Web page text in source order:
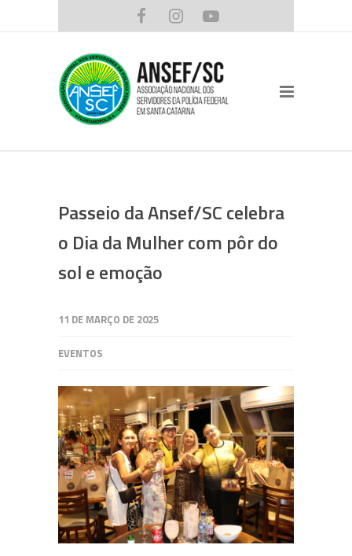
Passeio da Ansef/SC celebra
o Dia da Mulher com pôr do
sol e emoção
11 DE MARÇO DE 2025
EVENTOS